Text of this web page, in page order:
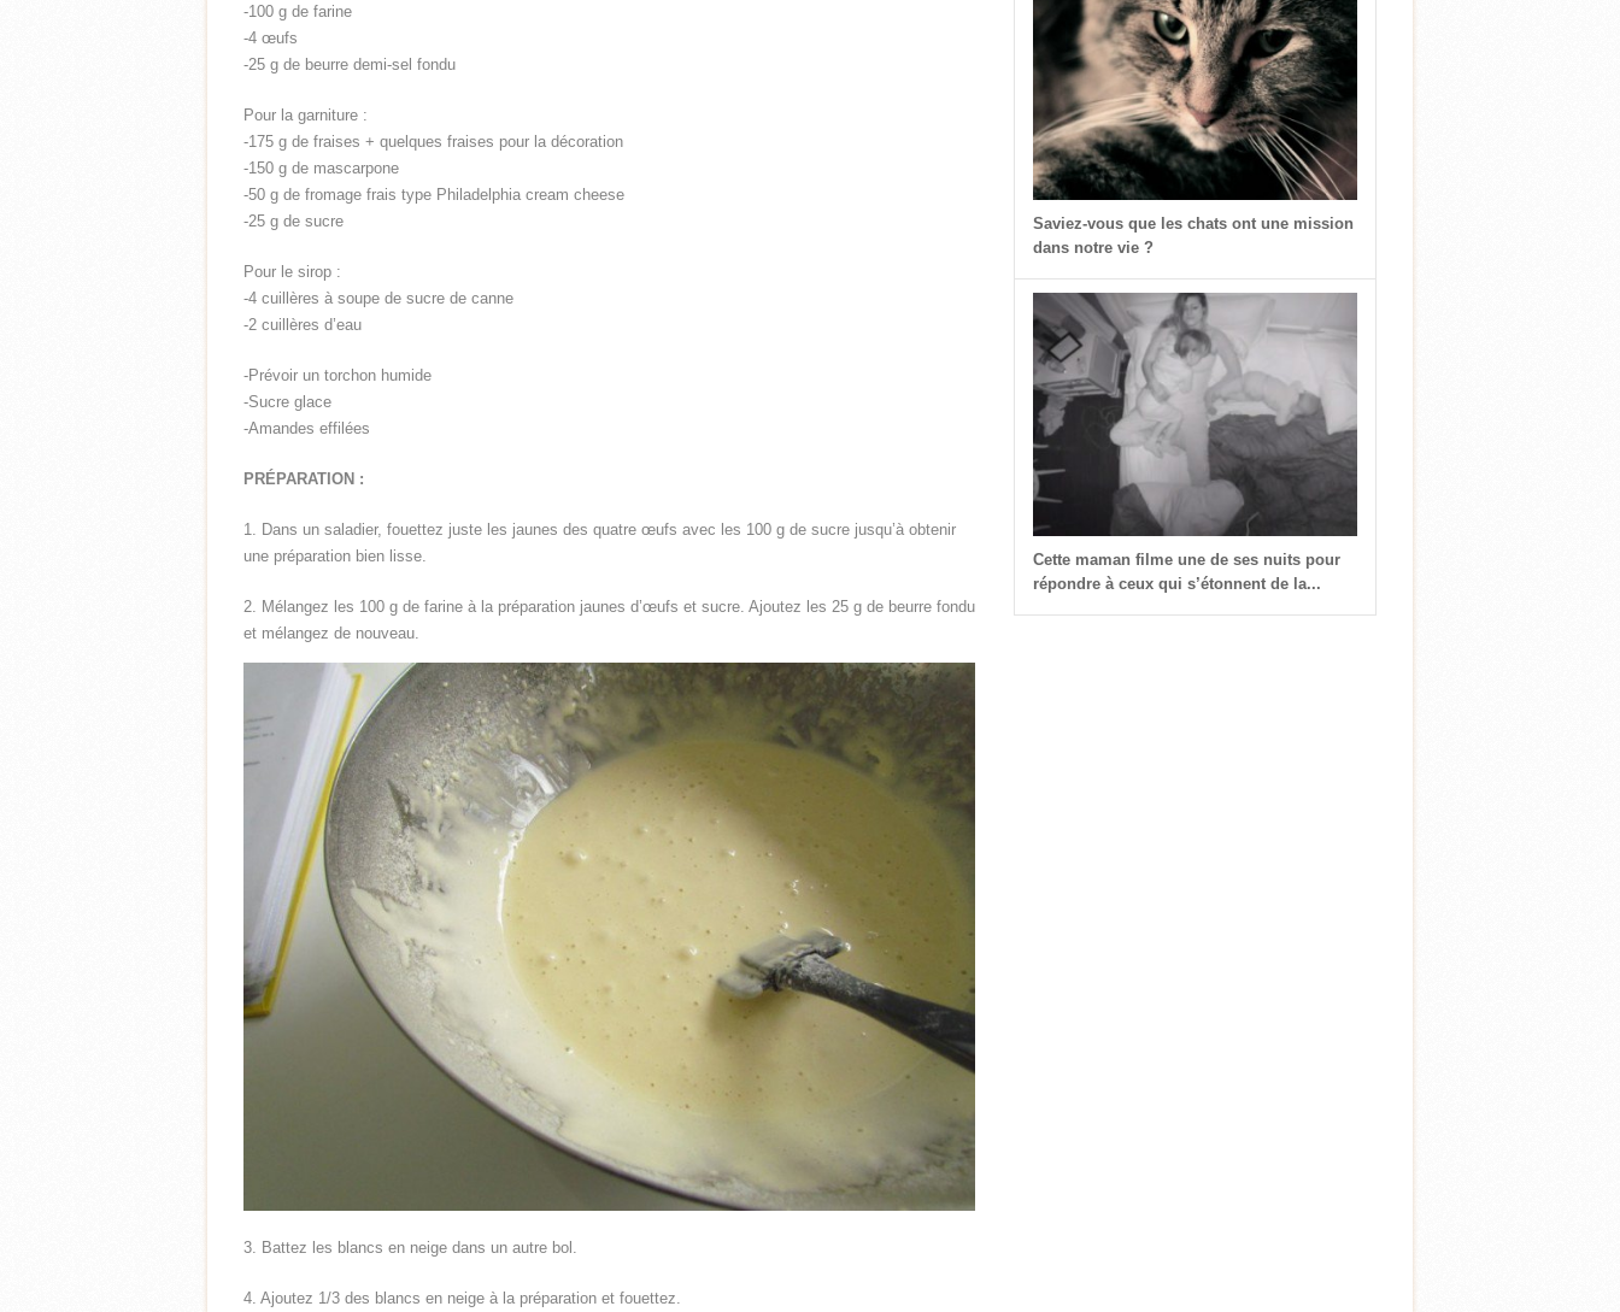
-100 g de farine
-4 œufs
-25 g de beurre demi-sel fondu
Pour la garniture :
-175 g de fraises + quelques fraises pour la décoration
-150 g de mascarpone
-50 g de fromage frais type Philadelphia cream cheese
-25 g de sucre
Pour le sirop :
-4 cuillères à soupe de sucre de canne
-2 cuillères d’eau
-Prévoir un torchon humide
-Sucre glace
-Amandes effilées
PRÉPARATION :
1. Dans un saladier, fouettez juste les jaunes des quatre œufs avec les 100 g de sucre jusqu’à obtenir
une préparation bien lisse.
2. Mélangez les 100 g de farine à la préparation jaunes d’œufs et sucre. Ajoutez les 25 g de beurre fondu
et mélangez de nouveau.
3. Battez les blancs en neige dans un autre bol.
4. Ajoutez 1/3 des blancs en neige à la préparation et fouettez.
Saviez-vous que les chats ont une mission
dans notre vie ?
Cette maman filme une de ses nuits pour
répondre à ceux qui s’étonnent de la...